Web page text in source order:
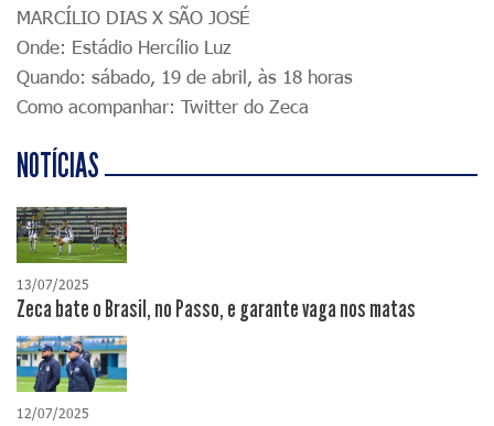
MARCÍLIO DIAS X SÃO JOSÉ
Onde: Estádio Hercílio Luz
Quando: sábado, 19 de abril, às 18 horas
Como acompanhar: Twitter do Zeca
NOTÍCIAS
13/07/2025
Zeca bate o Brasil, no Passo, e garante vaga nos matas
12/07/2025